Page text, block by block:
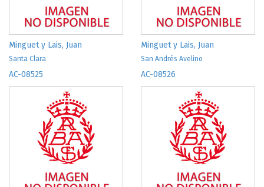
Minguet y Lais, Juan
Santa Clara
Minguet y Lais, Juan
San Andrés Avelino
AC-08525 AC-08526